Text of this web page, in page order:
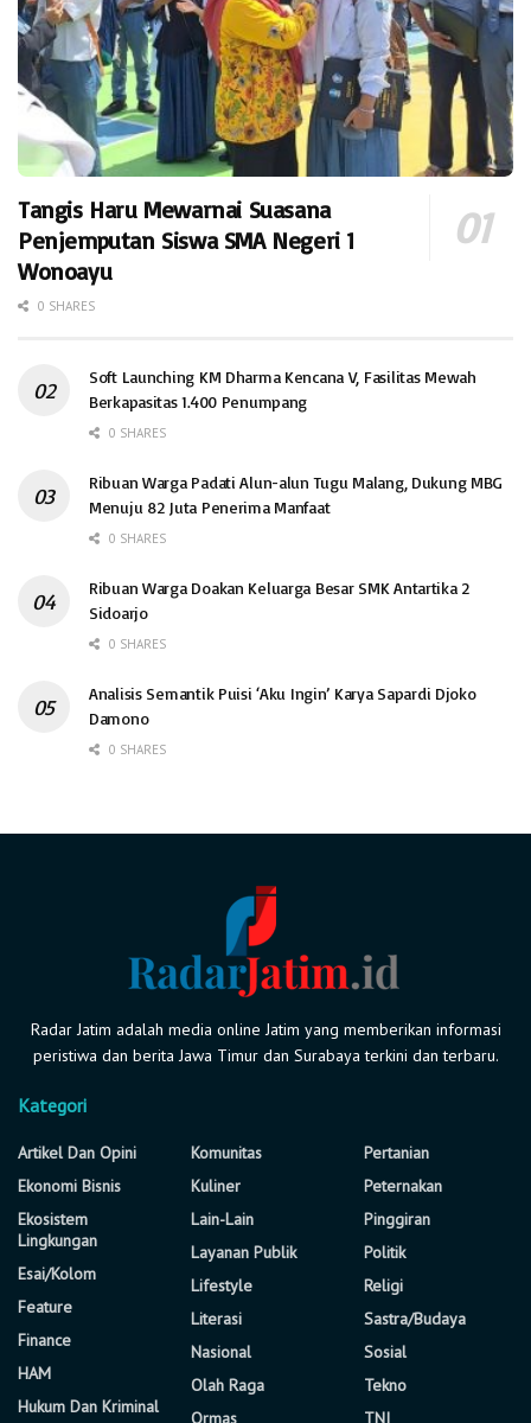
Tangis Haru Mewarnai Suasana
Penjemputan Siswa SMA Negeri 1
Wonoayu
0 SHARES
Soft Launching KM Dharma Kencana V, Fasilitas Mewah
Berkapasitas 1.400 Penumpang
0 SHARES
Ribuan Warga Padati Alun-alun Tugu Malang, Dukung MBG
Menuju 82 Juta Penerima Manfaat
0 SHARES
Ribuan Warga Doakan Keluarga Besar SMK Antartika 2
Sidoarjo
0 SHARES
Analisis Semantik Puisi ‘Aku Ingin’ Karya Sapardi Djoko
Damono
0 SHARES
Radar Jatim adalah media online Jatim yang memberikan informasi
peristiwa dan berita Jawa Timur dan Surabaya terkini dan terbaru.
Kategori
Artikel Dan Opini
Ekonomi Bisnis
Ekosistem
Lingkungan
Esai/Kolom
Feature
Finance
HAM
Hukum Dan Kriminal
Komunitas
Kuliner
Lain-Lain
Layanan Publik
Lifestyle
Literasi
Nasional
Olah Raga
Ormas
Pertanian
Peternakan
Pinggiran
Politik
Religi
Sastra/Budaya
Sosial
Tekno
TNI